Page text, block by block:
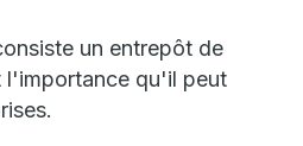
un entrepôt de
l'importance qu'il peut